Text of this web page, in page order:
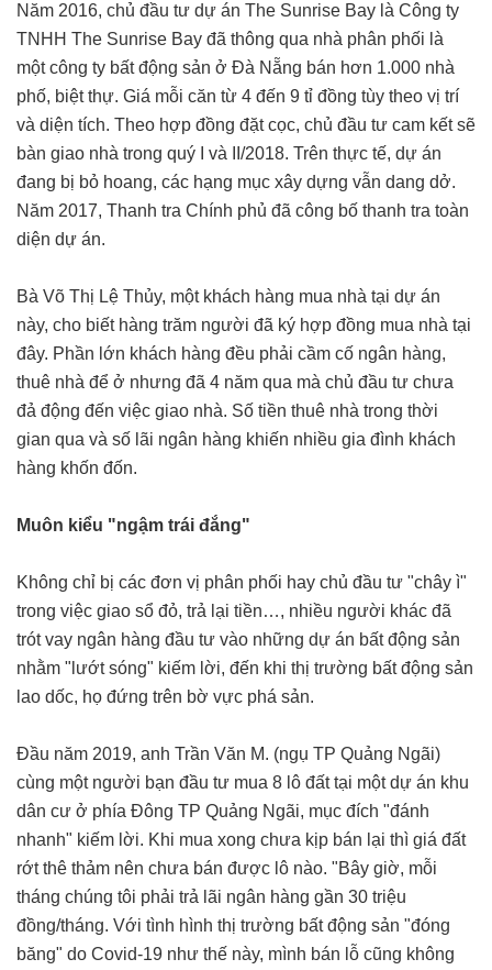
Năm 2016, chủ đầu tư dự án The Sunrise Bay là Công ty
TNHH The Sunrise Bay đã thông qua nhà phân phối là
một công ty bất động sản ở Đà Nẵng bán hơn 1.000 nhà
phố, biệt thự. Giá mỗi căn từ 4 đến 9 tỉ đồng tùy theo vị trí
và diện tích. Theo hợp đồng đặt cọc, chủ đầu tư cam kết sẽ
bàn giao nhà trong quý I và II/2018. Trên thực tế, dự án
đang bị bỏ hoang, các hạng mục xây dựng vẫn dang dở.
Năm 2017, Thanh tra Chính phủ đã công bố thanh tra toàn
diện dự án.
Bà Võ Thị Lệ Thủy, một khách hàng mua nhà tại dự án
này, cho biết hàng trăm người đã ký hợp đồng mua nhà tại
đây. Phần lớn khách hàng đều phải cầm cố ngân hàng,
thuê nhà để ở nhưng đã 4 năm qua mà chủ đầu tư chưa
đả động đến việc giao nhà. Số tiền thuê nhà trong thời
gian qua và số lãi ngân hàng khiến nhiều gia đình khách
hàng khốn đốn.
Muôn kiểu "ngậm trái đắng"
Không chỉ bị các đơn vị phân phối hay chủ đầu tư "chây ì"
trong việc giao sổ đỏ, trả lại tiền…, nhiều người khác đã
trót vay ngân hàng đầu tư vào những dự án bất động sản
nhằm "lướt sóng" kiếm lời, đến khi thị trường bất động sản
lao dốc, họ đứng trên bờ vực phá sản.
Đầu năm 2019, anh Trần Văn M. (ngụ TP Quảng Ngãi)
cùng một người bạn đầu tư mua 8 lô đất tại một dự án khu
dân cư ở phía Đông TP Quảng Ngãi, mục đích "đánh
nhanh" kiếm lời. Khi mua xong chưa kịp bán lại thì giá đất
rớt thê thảm nên chưa bán được lô nào. "Bây giờ, mỗi
tháng chúng tôi phải trả lãi ngân hàng gần 30 triệu
đồng/tháng. Với tình hình thị trường bất động sản "đóng
băng" do Covid-19 như thế này, mình bán lỗ cũng không